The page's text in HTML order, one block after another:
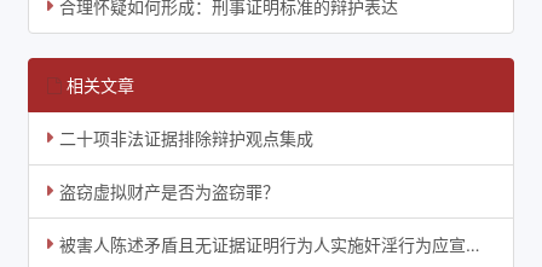
合理怀疑如何形成：刑事证明标准的辩护表达
相关文章
二十项非法证据排除辩护观点集成
盗窃虚拟财产是否为盗窃罪？
被害人陈述矛盾且无证据证明行为人实施奸淫行为应宣告无罪